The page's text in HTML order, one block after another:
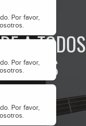
Por favor,
Por favor,
Por favor,
·
A TODOS